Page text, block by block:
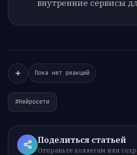
внутренние сервисы
+ Пока нет реакций
#Нейросети
Поделиться статьей
Отправьте коллегам или
Выберите